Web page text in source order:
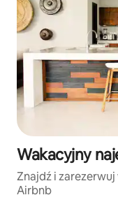
Wakacyjny
Znajdź i
Airbnb